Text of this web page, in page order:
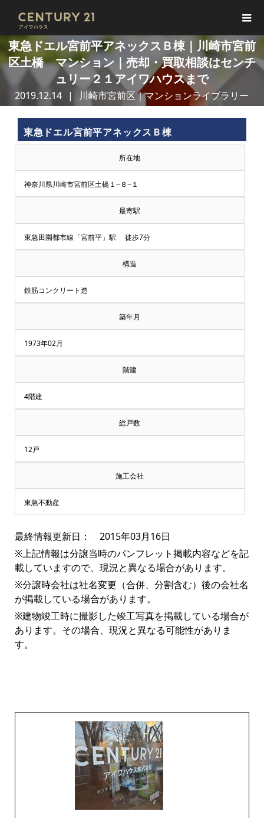
東急ドエル宮前平アネックスＢ棟｜川崎市宮前
区土橋 マンション｜売却・買取相談はセンチ
ュリー２１アイワハウスまで
2019.12.14 川崎市宮前区｜マンションライブラリー
東急ドエル宮前平アネックスＢ棟
所在地
神奈川県川崎市宮前区土橋１−８−１
最寄駅
東急田園都市線「宮前平」駅 徒歩7分
構造
鉄筋コンクリート造
築年月
1973年02月
階建
4階建
総戸数
12戸
施工会社
東急不動産
最終情報更新日： 2015年03月16日
※上記情報は分譲当時のパンフレット掲載内容などを記
載していますので、現況と異なる場合があります。
※分譲時会社は社名変更（合併、分割含む）後の会社名
が掲載している場合があります。
※建物竣工時に撮影した竣工写真を掲載している場合が
あります。その場合、現況と異なる可能性がありま
す。